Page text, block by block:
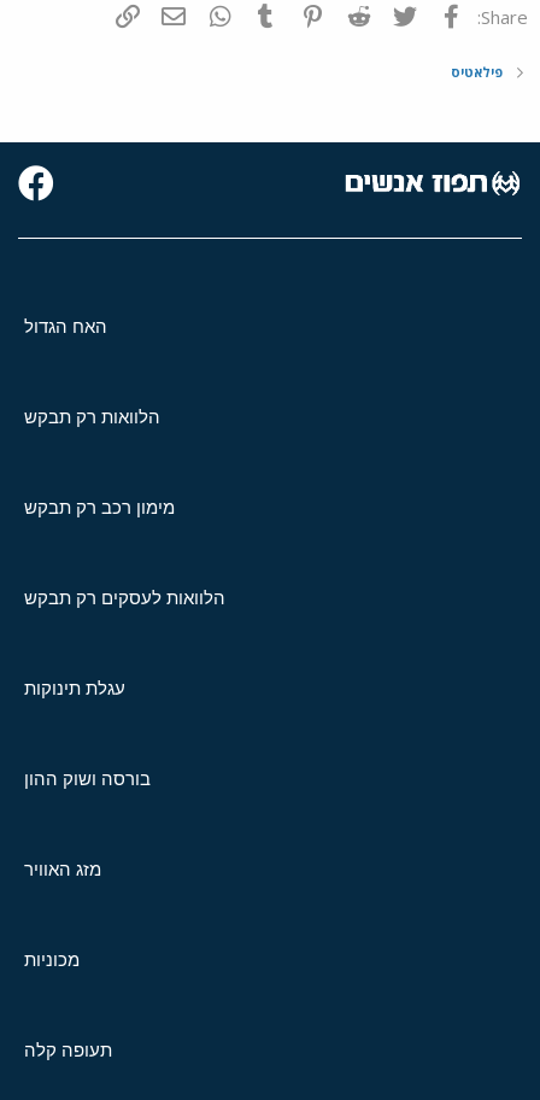
Share: פייסבוק Twitter
Reddit
Pinterest
Tumblr
WhatsAppדואר אלקטרוני
פילאטיס
האח הגדול
הלוואות רק תבקש
מימון רכב רק תבקש
הלוואות לעסקים רק תבקש
עגלת תינוקות
בורסה ושוק ההון
מזג האוויר
מכוניות
תעופה קלה